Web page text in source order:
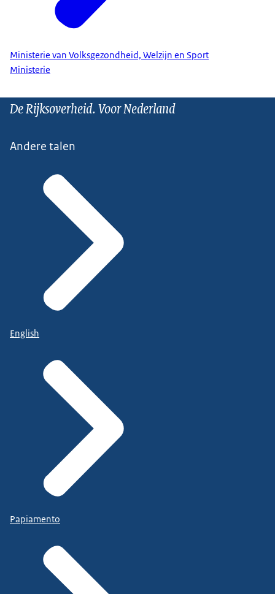
Ministerie van Volksgezondheid, Welzijn en Sport
Ministerie
De Rijksoverheid. Voor Nederland
Andere talen
English
Papiamento